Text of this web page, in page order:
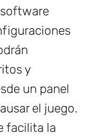
y
un panel
el juego.
facilita la